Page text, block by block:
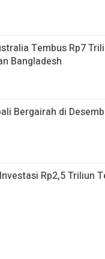
Tembus Rp7
Bangladesh
Bergairah di
Rp2,5 Triliun